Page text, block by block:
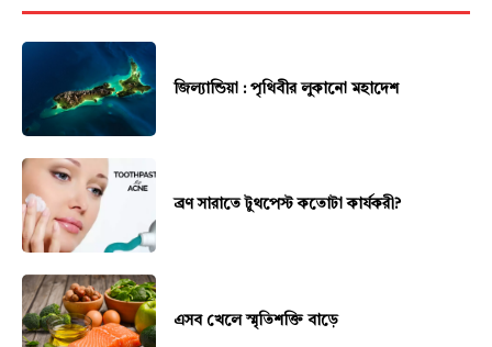
জিল্যান্ডিয়া : পৃথিবীর লুকানো মহাদেশ
ব্রণ সারাতে টুথপেস্ট কতোটা কার্যকরী?
এসব খেলে স্মৃতিশক্তি বাড়ে